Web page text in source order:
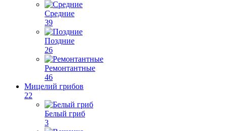
Средние
39
Поздние
26
Ремонтантные
46
Мицелий грибов
22
Белый гриб
3